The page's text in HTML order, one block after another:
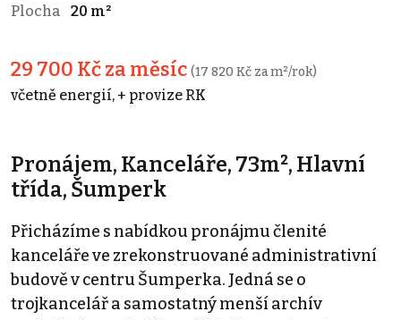
Plocha
20 m²
29 700 Kč za měsíc (17 820 Kč za m²/rok)
včetně energií, + provize RK
Pronájem, Kanceláře, 73m², Hlavní
třída, Šumperk
Přicházíme s nabídkou pronájmu členité
kanceláře ve zrekonstruované administrativní
budově v centru Šumperka. Jedná se o
trojkancelář a samostatný menší archív